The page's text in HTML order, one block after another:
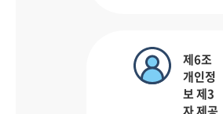
제6조
개인정
보 제3